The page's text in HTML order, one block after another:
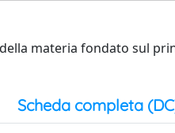
materia fondato sul
Scheda completa